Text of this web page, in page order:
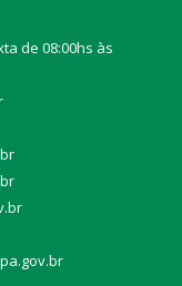
de 08:00hs às